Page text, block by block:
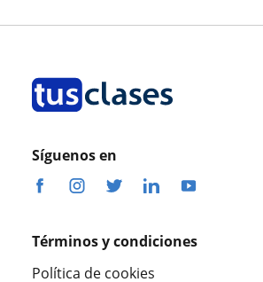
Síguenos en
Términos y condiciones
Política de cookies